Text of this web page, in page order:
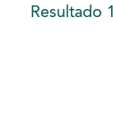
Resultado